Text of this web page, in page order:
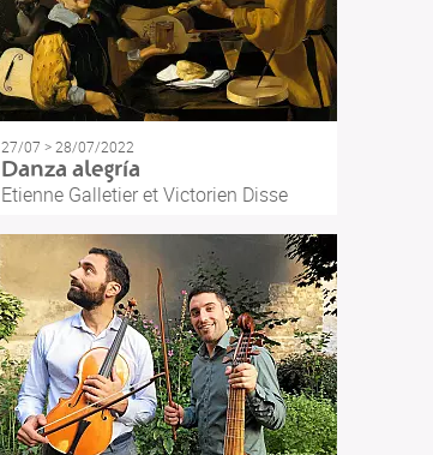
27/07 > 28/07/2022
Danza alegría
Etienne Galletier et Victorien Disse